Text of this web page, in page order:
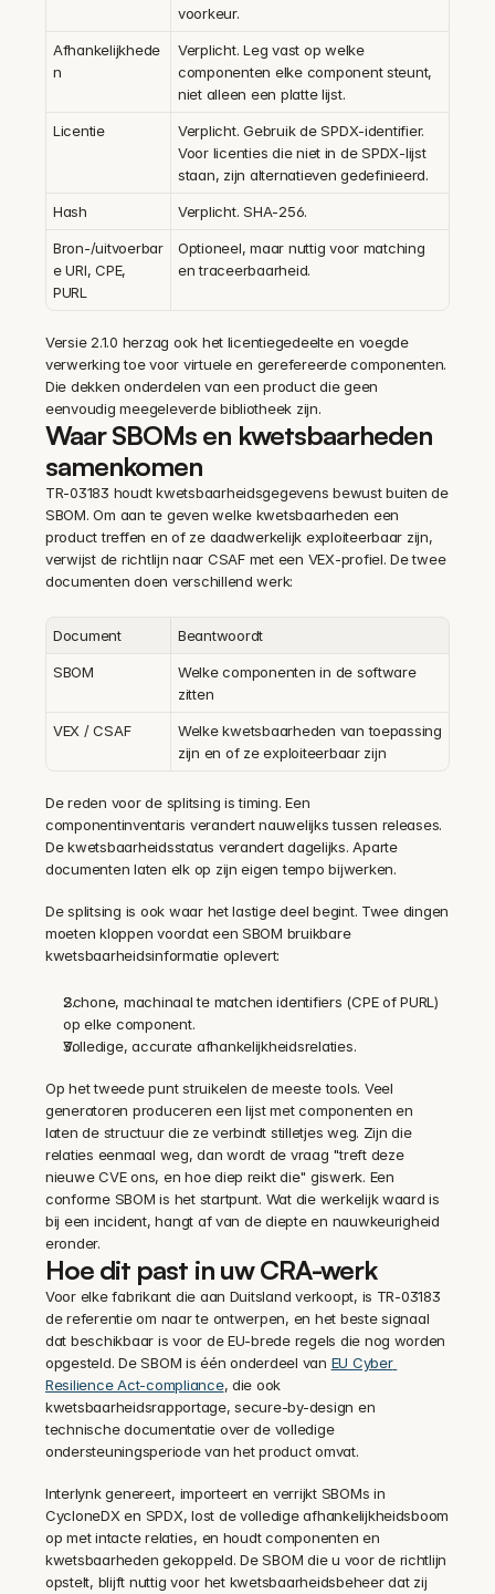
voorkeur.
Afhankelijkhede
n
Verplicht. Leg vast op welke
componenten elke component steunt,
niet alleen een platte lijst.
Licentie
Verplicht. Gebruik de SPDX-identifier.
Voor licenties die niet in de SPDX-lijst
staan, zijn alternatieven gedefinieerd.
Hash Verplicht. SHA-256.
Bron-/uitvoerbar
e URI, CPE,
PURL
Optioneel, maar nuttig voor matching
en traceerbaarheid.
Versie 2.1.0 herzag ook het licentiegedeelte en voegde
verwerking toe voor virtuele en gerefereerde componenten.
Die dekken onderdelen van een product die geen
eenvoudig meegeleverde bibliotheek zijn.
Waar SBOMs en kwetsbaarheden
samenkomen
TR-03183 houdt kwetsbaarheidsgegevens bewust buiten de
SBOM. Om aan te geven welke kwetsbaarheden een
product treffen en of ze daadwerkelijk exploiteerbaar zijn,
verwijst de richtlijn naar CSAF met een VEX-profiel. De twee
documenten doen verschillend werk:
Document Beantwoordt
SBOM
Welke componenten in de software
zitten
VEX / CSAF
Welke kwetsbaarheden van toepassing
zijn en of ze exploiteerbaar zijn
De reden voor de splitsing is timing. Een
componentinventaris verandert nauwelijks tussen releases.
De kwetsbaarheidsstatus verandert dagelijks. Aparte
documenten laten elk op zijn eigen tempo bijwerken.
De splitsing is ook waar het lastige deel begint. Twee dingen
moeten kloppen voordat een SBOM bruikbare
kwetsbaarheidsinformatie oplevert:
Schone, machinaal te matchen identifiers (CPE of PURL)
op elke component.
Volledige, accurate afhankelijkheidsrelaties.
Op het tweede punt struikelen de meeste tools. Veel
generatoren produceren een lijst met componenten en
laten de structuur die ze verbindt stilletjes weg. Zijn die
relaties eenmaal weg, dan wordt de vraag "treft deze
nieuwe CVE ons, en hoe diep reikt die" giswerk. Een
conforme SBOM is het startpunt. Wat die werkelijk waard is
bij een incident, hangt af van de diepte en nauwkeurigheid
eronder.
Hoe dit past in uw CRA-werk
Voor elke fabrikant die aan Duitsland verkoopt, is TR-03183
de referentie om naar te ontwerpen, en het beste signaal
dat beschikbaar is voor de EU-brede regels die nog worden
opgesteld. De SBOM is één onderdeel van EU Cyber
Resilience Act-compliance, die ook
kwetsbaarheidsrapportage, secure-by-design en
technische documentatie over de volledige
ondersteuningsperiode van het product omvat.
Interlynk genereert, importeert en verrijkt SBOMs in
CycloneDX en SPDX, lost de volledige afhankelijkheidsboom
op met intacte relaties, en houdt componenten en
kwetsbaarheden gekoppeld. De SBOM die u voor de richtlijn
opstelt, blijft nuttig voor het kwetsbaarheidsbeheer dat zij